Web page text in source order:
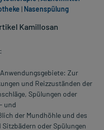
Kamillosan
Zur
und Reizzuständen der
Spülungen oder
und
der Mundhöhle und des
oder Spülungen
| Nasenspülung